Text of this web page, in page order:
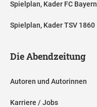
Spielplan, Kader FC Bayern
Spielplan, Kader TSV 1860
Die Abendzeitung
Autoren und Autorinnen
Karriere / Jobs